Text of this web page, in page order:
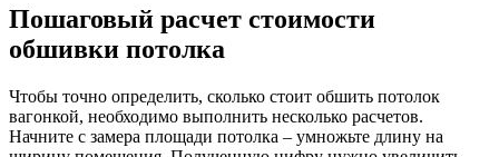
Пошаговый расчет стоимости
обшивки потолка
Чтобы точно определить, сколько стоит обшить потолок
вагонкой, необходимо выполнить несколько расчетов.
Начните с замера площади потолка – умножьте длину на